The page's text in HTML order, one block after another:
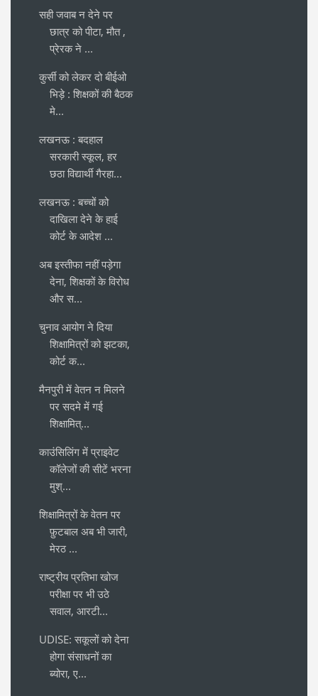
सही जवाब न देने पर
छात्र को पीटा, मौत ,
प्रेरक ने ...
कुर्सी को लेकर दो बीईओ
भिड़े : शिक्षकों की बैठक
मे...
लखनऊ : बदहाल
सरकारी स्कूल, हर
छठा विद्यार्थी गैरहा...
लखनऊ : बच्चों को
दाखिला देने के हाई
कोर्ट के आदेश ...
अब इस्तीफा नहीं पड़ेगा
देना, शिक्षकों के विरोध
और स...
चुनाव आयोग ने दिया
शिक्षामित्रों को झटका,
कोर्ट क...
मैनपुरी में वेतन न मिलने
पर सदमे में गई
शिक्षामित्...
काउंसिलिंग में प्राइवेट
कॉलेजों की सीटें भरना
मुश्...
शिक्षामित्रों के वेतन पर
फ़ुटबाल अब भी जारी,
मेरठ ...
राष्ट्रीय प्रतिभा खोज
परीक्षा पर भी उठे
सवाल, आरटी...
UDISE: सकूलों को देना
होगा संसाधनों का
ब्योरा, ए...